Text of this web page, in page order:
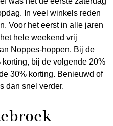
In veel winkels reden
Voor het eerst in alle jaren
hele weekend vrij
Noppes-hoppen. Bij de
bij de volgende 20%
30% korting. Benieuwd of
dan snel verder.